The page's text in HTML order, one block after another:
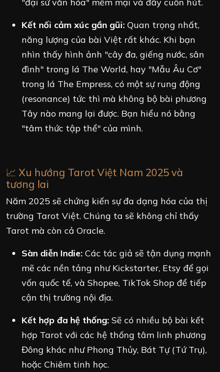
Kết nối cảm xúc gần gũi: Quan trọng nhất,
năng lượng của bài Việt rất khác. Khi bạn
nhìn thấy hình ảnh "cây đa, giếng nước, sân
đình" trong lá The World, hay "Mẫu Âu Cơ"
trong lá The Empress, có một sự rung động
(resonance) tức thì mà không bộ bài phương
Tây nào mang lại được. Bạn hiểu nó bằng
"tâm thức tập thể" của mình.
📈 Xu hướng Tarot Việt Nam 2025 và
tương lai
Năm 2025 sẽ chứng kiến sự đa dạng hóa của thị
trường Tarot Việt. Chúng ta sẽ không chỉ thấy
Tarot mà còn cả Oracle.
Sàn diễn Indie: Các tác giả sẽ tận dụng mạnh
mẽ các nền tảng như Kickstarter, Etsy để gọi
vốn quốc tế, và Shopee, TikTok Shop để tiếp
cận thị trường nội địa.
Kết hợp đa hệ thống: Sẽ có nhiều bộ bài kết
hợp Tarot với các hệ thống tâm linh phương
Đông khác như Phong Thủy, Bát Tự (Tứ Trụ),
hoặc Chiêm tinh học.